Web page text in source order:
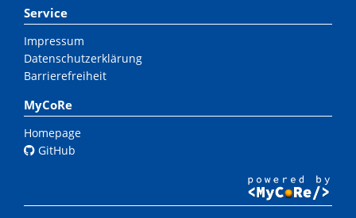
Service
Impressum
Datenschutzerklärung
Barrierefreiheit
MyCoRe
Homepage
GitHub